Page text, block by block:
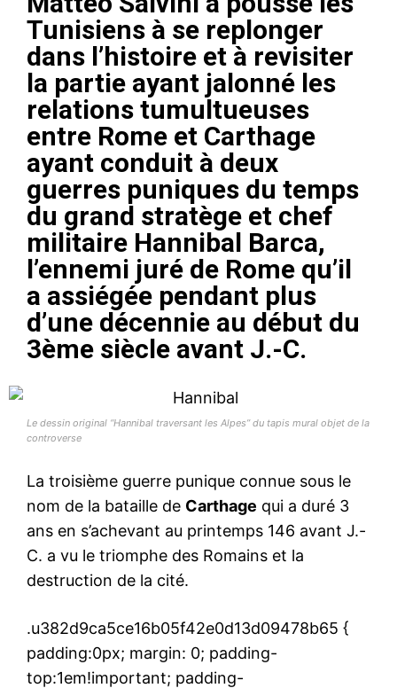
Tunisiens à se replonger
dans l’histoire et à revisiter
la partie ayant jalonné les
relations tumultueuses
entre Rome et Carthage
ayant conduit à deux
guerres puniques du temps
du grand stratège et chef
militaire Hannibal Barca,
l’ennemi juré de Rome qu’il
a assiégée pendant plus
d’une décennie au début du
3ème siècle avant J.-C.
Le dessin original “Hannibal traversant les Alpes” du tapis mural objet de la
controverse
La troisième guerre punique connue sous le
nom de la bataille de Carthage qui a duré 3
ans en s’achevant au printemps 146 avant J.-
C. a vu le triomphe des Romains et la
destruction de la cité.
.u382d9ca5ce16b05f42e0d13d09478b65 {
padding:0px; margin: 0; padding-
top:1em!important; padding-